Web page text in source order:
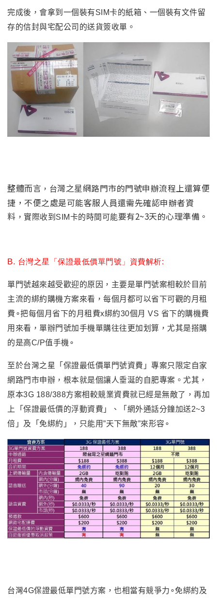
完成後，會拿到一個裝有SIM卡的紙箱、一個裝有文件留
存的信封與宅配公司的送貨簽收單。
整體而言 ， 台灣之星網路門市的門號申辦流程上還算便
捷，不便之處是可能客服人員還需先確認申辦者資
料 ，實際收到SIM卡的時間可能要有2~3天的心理準備。
B. 台灣之星「保證最低價單門號」資費解析:
單門號越來越受歡迎的原因，主要是單門號案相較於目前
主流的綁約購機方案來看，每個月都可以省下可觀的月租
費∘把每個月省下的月租費x綁約30個月 VS 省下的購機費
用來看，單辦門號加手機單購往往更加划算，尤其是搭購
的是高C/P值手機∘
至於台灣之星「保證最低價單門號資費」專案只限定自家
網路門市申辦，根本就是個讓人垂涎的自肥專案。尤其，
原本3G 188/388方案相較競業資費就已經是無敵了，再加
上「保證最低價的浮動資費」、「網外通話分鐘加送2~3
倍」及「免綁約」，只能用”天下無敵”來形容∘
台灣4G保證最低單門號方案，也相當有競爭力∘免綁約及